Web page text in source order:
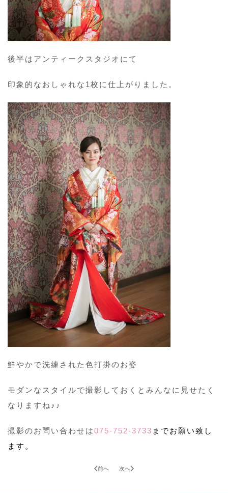
後半はアンティークスタジオにて
印象的なおしゃれな1枚に仕上がりました。
鮮やかで洗練された色打掛のお姿
モダンなスタイルで撮影しておくとみんなに見せたく
なりますね♪♪
撮影のお問い合わせは075-752-3733 までお願い致し
ます。
前へ 次へ